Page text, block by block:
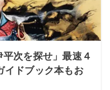
次を探せ」最速４
ドブック本もお